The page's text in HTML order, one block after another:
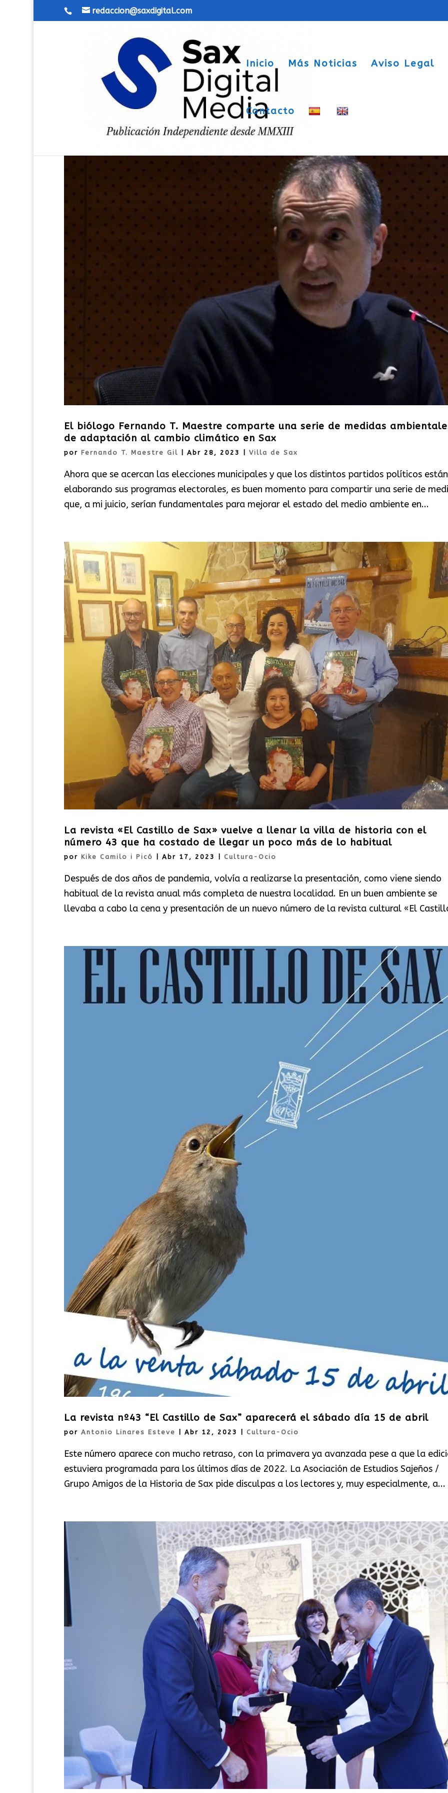
redaccion@saxdigital.com
Inicio Más Noticias Aviso Legal
Contacto
El biólogo Fernando T. Maestre comparte una serie de medidas
de adaptación al cambio climático en Sax
por Fernando T. Maestre Gil Abr 28, 2023 Villa de Sax
Ahora que se acercan las elecciones municipales y que los distintos partidos políticos están
elaborando sus programas electorales, es buen momento para compartir una serie de
que, a mi juicio, serían fundamentales para mejorar el estado del medio ambiente en...
La revista «El Castillo de Sax» vuelve a llenar la villa de historia con el
número 43 que ha costado de llegar un poco más de lo habitual
por Kike Camilo i Picó Abr 17, 2023 Cultura-Ocio
Después de dos años de pandemia, volvía a realizarse la presentación, como viene siendo
habitual de la revista anual más completa de nuestra localidad. En un buen ambiente se
llevaba a cabo la cena y presentación de un nuevo número de la revista cultural «El
La revista nº43 “El Castillo de Sax” aparecerá el sábado día 15 de abril
por Antonio Linares Esteve Abr 12, 2023 Cultura-Ocio
Este número aparece con mucho retraso, con la primavera ya avanzada pese a que la
estuviera programada para los últimos días de 2022. La Asociación de Estudios Sajeños /
Grupo Amigos de la Historia de Sax pide disculpas a los lectores y, muy especialmente, a...